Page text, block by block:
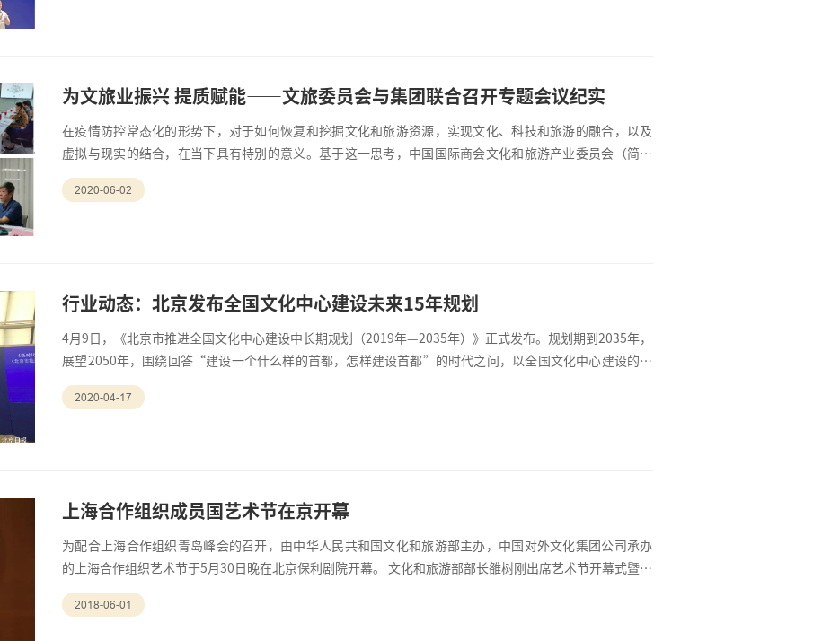
为文旅业振兴 提质赋能——文旅委员会与集团联合召开专题会议纪实
在疫情防控常态化的形势下，对于如何恢复和挖掘文化和旅游资源，实现文化、科技和旅游的融合，以及
虚拟与现实的结合，在当下具有特别的意义。基于这一思考，中国国际商会文化和旅游产业委员会（简称
＂文旅委员会＂）和中国对外文化集团有限公司（简称＂集团＂）于5月28日，借文旅委员会成立一周年之
际，在文旅委员会常委单位－北京以诺视景数字艺术有限公司（下称＂以诺视景＂）联合召开专题会，并
2020-06-02
行业动态：北京发布全国文化中心建设未来15年规划
4月9日，《北京市推进全国文化中心建设中长期规划（2019年—2035年）》正式发布。规划期到2035年，
展望2050年，围绕回答“建设一个什么样的首都，怎样建设首都”的时代之问，以全国文化中心建设的生
动实践服务首都经济社会发展，做好首都文化这篇大文章。 《规划》的战略定位为凝聚荟萃、辐射带动、
创新引领、传播交流、服务保障。发展目标为到2025年，全国文化中心地位显著增强，市民文明素质和城
2020-04-17
上海合作组织成员国艺术节在京开幕
为配合上海合作组织青岛峰会的召开，由中华人民共和国文化和旅游部主办，中国对外文化集团公司承办
的上海合作组织艺术节于5月30日晚在北京保利剧院开幕。 文化和旅游部部长雒树刚出席艺术节开幕式暨民
族音乐会演出并致辞。他表示，上合组织成员国艺术节是展示各国优秀文化、增进各国传统友谊、促进各
国民心相通的重要艺术平台，希望艺术节以其独特魅力为各国人民搭建一座心灵沟通之桥，为上合组织的
2018-06-01